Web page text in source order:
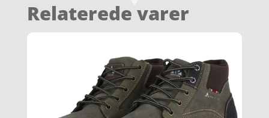
Relaterede varer